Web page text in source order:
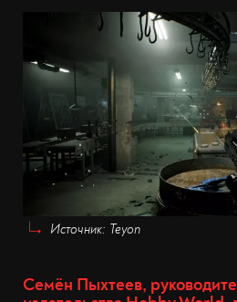
Источник: Teyon
Семён Пыхтеев,